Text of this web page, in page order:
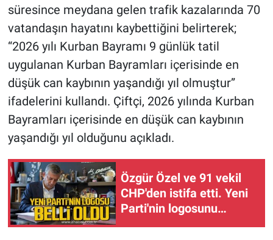
süresince meydana gelen trafik kazalarında 70
vatandaşın hayatını kaybettiğini belirterek;
“2026 yılı Kurban Bayramı 9 günlük tatil
uygulanan Kurban Bayramları içerisinde en
düşük can kaybının yaşandığı yıl olmuştur”
ifadelerini kullandı. Çiftçi, 2026 yılında Kurban
Bayramları içerisinde en düşük can kaybının
yaşandığı yıl olduğunu açıkladı.
Özgür Özel ve 91 vekil
CHP'den istifa etti. Yeni
Parti'nin logosunu